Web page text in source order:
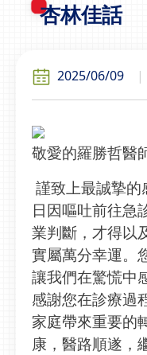
杏林佳話
2025/06/09
敬愛的羅勝哲醫
謹致上最誠摯
日因嘔吐前往急
業判斷，才得以
實屬萬分幸運。
讓我們在驚慌中
感謝您在診療過
家庭帶來重要的
康，醫路順遂，